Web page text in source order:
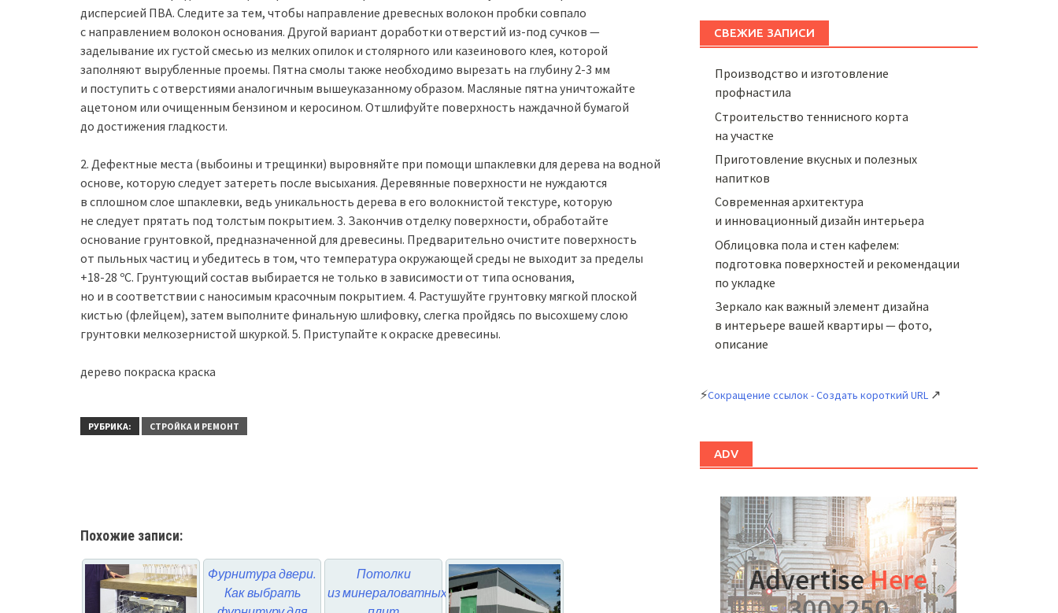
дисперсией ПВА. Следите за тем, чтобы направление древесных волокон пробки совпало
с направлением волокон основания. Другой вариант доработки отверстий из-под сучков —
заделывание их густой смесью из мелких опилок и столярного или казеинового клея, которой
заполняют вырубленные проемы. Пятна смолы также необходимо вырезать на глубину 2-3 мм
и поступить с отверстиями аналогичным вышеуказанному образом. Масляные пятна уничтожайте
ацетоном или очищенным бензином и керосином. Отшлифуйте поверхность наждачной бумагой
до достижения гладкости.
2. Дефектные места (выбоины и трещинки) выровняйте при помощи шпаклевки для дерева на водной
основе, которую следует затереть после высыхания. Деревянные поверхности не нуждаются
в сплошном слое шпаклевки, ведь уникальность дерева в его волокнистой текстуре, которую
не следует прятать под толстым покрытием. 3. Закончив отделку поверхности, обработайте
основание грунтовкой, предназначенной для древесины. Предварительно очистите поверхность
от пыльных частиц и убедитесь в том, что температура окружающей среды не выходит за пределы
+18-28 ºС. Грунтующий состав выбирается не только в зависимости от типа основания,
но и в соответствии с наносимым красочным покрытием. 4. Растушуйте грунтовку мягкой плоской
кистью (флейцем), затем выполните финальную шлифовку, слегка пройдясь по высохшему слою
грунтовки мелкозернистой шкуркой. 5. Приступайте к окраске древесины.
дерево покраска краска
РУБРИКА: СТРОЙКА И РЕМОНТ
Похожие записи:
Фурнитура двери.
Как выбрать
Потолки
из минераловатных
СВЕЖИЕ ЗАПИСИ
Производство и изготовление
профнастила
Строительство теннисного корта
на участке
Приготовление вкусных и полезных
напитков
Cовременная архитектура
и инновационный дизайн интерьера
Облицовка пола и стен кафелем:
подготовка поверхностей и рекомендации
по укладке
Зеркало как важный элемент дизайна
в интерьере вашей квартиры — фото,
описание
⚡Сокращение ссылок - Создать короткий URL↗
ADV